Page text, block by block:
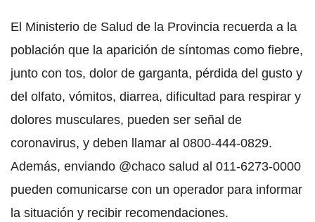
El Ministerio de Salud de la Provincia recuerda a la
población que la aparición de síntomas como fiebre,
junto con tos, dolor de garganta, pérdida del gusto y
del olfato, vómitos, diarrea, dificultad para respirar y
dolores musculares, pueden ser señal de
coronavirus, y deben llamar al 0800-444-0829.
Además, enviando @chaco salud al 011-6273-0000
pueden comunicarse con un operador para informar
la situación y recibir recomendaciones.